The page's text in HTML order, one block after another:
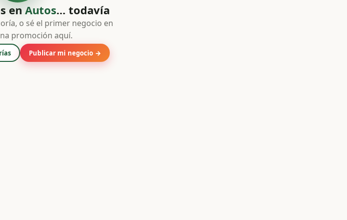
en Autos… todavía
o sé el primer negocio en
promoción aquí.
Publicar mi negocio →